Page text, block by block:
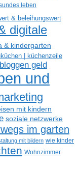
leben
& beleihungswert
digitale
& kindergarten
| küchenzeile
geld
und
mit kindern
soziale netzwerke
im garten
mit bildern wie kinder
Wohnzimmer